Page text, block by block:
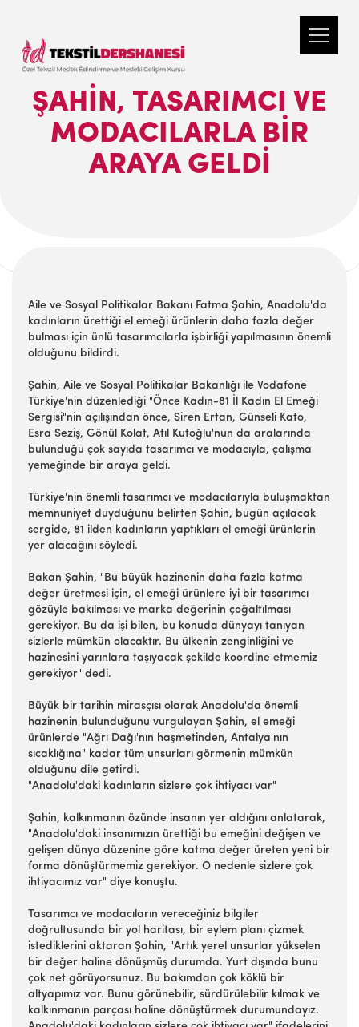
ŞAHIN, TASARIMCI VE
MODACILARLA BIR
ARAYA GELDI
Aile ve Sosyal Politikalar Bakanı Fatma Şahin, Anadolu'da
kadınların ürettiği el emeği ürünlerin daha fazla değer
bulması için ünlü tasarımcılarla işbirliği yapılmasının önemli
olduğunu bildirdi.
Şahin, Aile ve Sosyal Politikalar Bakanlığı ile Vodafone
Türkiye'nin düzenlediği "Önce Kadın-81 İl Kadın El Emeği
Sergisi"nin açılışından önce, Siren Ertan, Günseli Kato,
Esra Seziş, Gönül Kolat, Atıl Kutoğlu'nun da aralarında
bulunduğu çok sayıda tasarımcı ve modacıyla, çalışma
yemeğinde bir araya geldi.
Türkiye'nin önemli tasarımcı ve modacılarıyla buluşmaktan
memnuniyet duyduğunu belirten Şahin, bugün açılacak
sergide, 81 ilden kadınların yaptıkları el emeği ürünlerin
yer alacağını söyledi.
Bakan Şahin, "Bu büyük hazinenin daha fazla katma
değer üretmesi için, el emeği ürünlere iyi bir tasarımcı
gözüyle bakılması ve marka değerinin çoğaltılması
gerekiyor. Bu da işi bilen, bu konuda dünyayı tanıyan
sizlerle mümkün olacaktır. Bu ülkenin zenginliğini ve
hazinesini yarınlara taşıyacak şekilde koordine etmemiz
gerekiyor" dedi.
Büyük bir tarihin mirasçısı olarak Anadolu'da önemli
hazinenin bulunduğunu vurgulayan Şahin, el emeği
ürünlerde "Ağrı Dağı'nın haşmetinden, Antalya'nın
sıcaklığına" kadar tüm unsurları görmenin mümkün
olduğunu dile getirdi.
"Anadolu'daki kadınların sizlere çok ihtiyacı var"
Şahin, kalkınmanın özünde insanın yer aldığını anlatarak,
"Anadolu'daki insanımızın ürettiği bu emeğini değişen ve
gelişen dünya düzenine göre katma değer üreten yeni bir
forma dönüştürmemiz gerekiyor. O nedenle sizlere çok
ihtiyacımız var" diye konuştu.
Tasarımcı ve modacıların vereceğiniz bilgiler
doğrultusunda bir yol haritası, bir eylem planı çizmek
istediklerini aktaran Şahin, "Artık yerel unsurlar yükselen
bir değer haline dönüşmüş durumda. Yurt dışında bunu
çok net görüyorsunuz. Bu bakımdan çok köklü bir
altyapımız var. Bunu görünebilir, sürdürülebilir kılmak ve
kalkınmanın parçası haline dönüştürmek durumundayız.